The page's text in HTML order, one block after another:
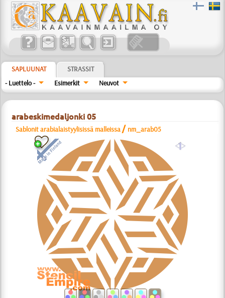
SAPLUUNAT
STRASSIT
- Luettelo -
Esimerkit Neuvot
arabeskimedaljonki 05
Sablonit arabialaistyylisissä malleissa / nm_arab05
a